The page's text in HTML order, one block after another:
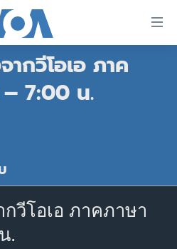
กวีโอเอ ภาค
– 7:00 น.
วีโอเอ ภาคภาษา
.